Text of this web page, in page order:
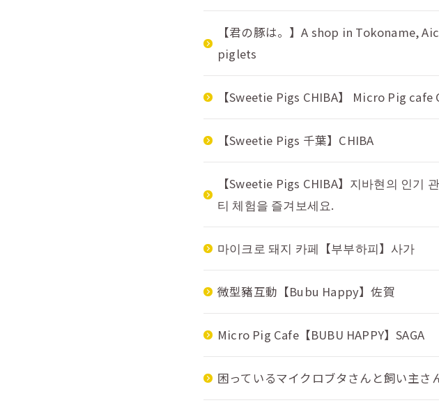
【君の豚は。】A shop in Tokoname,
piglets
【Sweetie Pigs CHIBA】 Micro Pig cafe
【Sweetie Pigs 千葉】CHIBA
【Sweetie Pigs CHIBA】지바현의 인기
티 체험을 즐겨보세요.
마이크로 돼지 카페【부부하피】사가
微型豬互動【Bubu Happy】佐賀
Micro Pig Cafe【BUBU HAPPY】SAGA
困っているマイクロブタさんと飼い主さ